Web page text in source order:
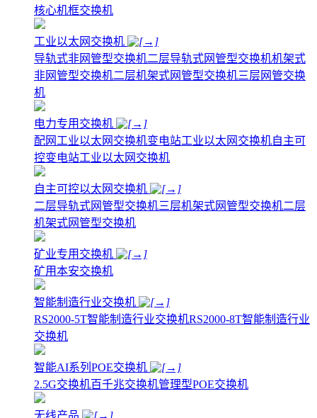
核心机框交换机
工业以太网交换机
导轨式非网管型交换机二层导轨式网管型交换机机架式
非网管型交换机二层机架式网管型交换机三层网管交换
机
电力专用交换机
配网工业以太网交换机变电站工业以太网交换机自主可
控变电站工业以太网交换机
自主可控以太网交换机
二层导轨式网管型交换机三层机架式网管型交换机二层
机架式网管型交换机
矿业专用交换机
矿用本安交换机
智能制造行业交换机
RS2000-5T智能制造行业交换机RS2000-8T智能制造行业
交换机
智能AI系列POE交换机
2.5G交换机百千兆交换机管理型POE交换机
无线产品